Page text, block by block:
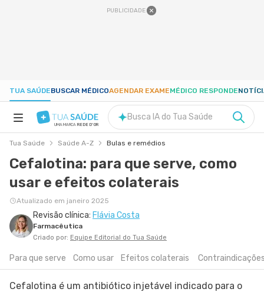
PUBLICIDADE
TUA SAÚDEBUSCAR MÉDICOAGENDAR EXAMEMÉDICO RESPONDE
NUTRIÇÃO
GRAVIDEZ
SIGA O TUA SAÚDE NAS REDES SOCIAIS
UMA MARCA REDE D'OR
Busca IA do Tua Saúde
Tua Saúde Saúde A-Z Bulas e remédios
Cefalotina: para que serve, como
usar e efeitos colaterais
Atualizado em janeiro 2025
Revisão clínica: Flávia Costa
Farmacêutica
Criado por: Equipe Editorial do Tua Saúde
Para que serve Como usar Efeitos colaterais
Cefalotina é um antibiótico injetável indicado para o